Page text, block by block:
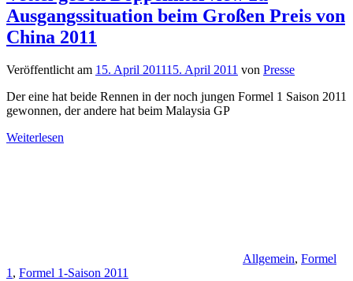
Ausgangssituation beim Großen Preis von
China 2011
Veröffentlicht am 15. April 201115. April 2011 von Presse
Der eine hat beide Rennen in der noch jungen Formel 1 Saison 2011
gewonnen, der andere hat beim Malaysia GP
Weiterlesen
Allgemein, Formel
1, Formel 1-Saison 2011